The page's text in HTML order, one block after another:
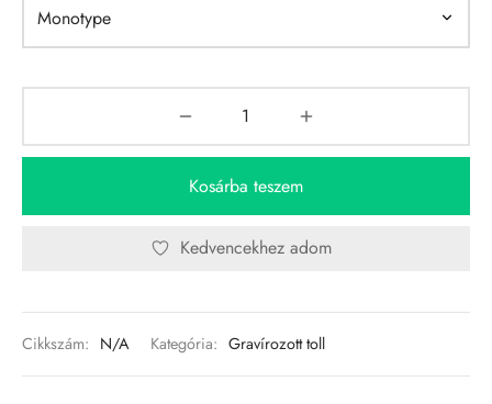
Kosárba teszem
Kedvencekhez adom
Cikkszám: N/A Kategória: Gravírozott toll